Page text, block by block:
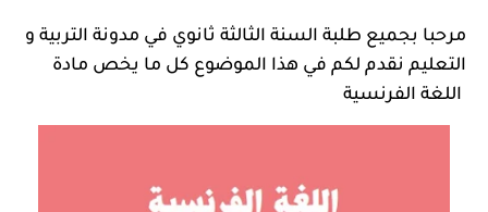
مرحبا بجميع طلبة السنة الثالثة ثانوي في مدونة التربية و
التعليم نقدم لكم في هذا الموضوع كل ما يخص مادة
اللغة الفرنسية